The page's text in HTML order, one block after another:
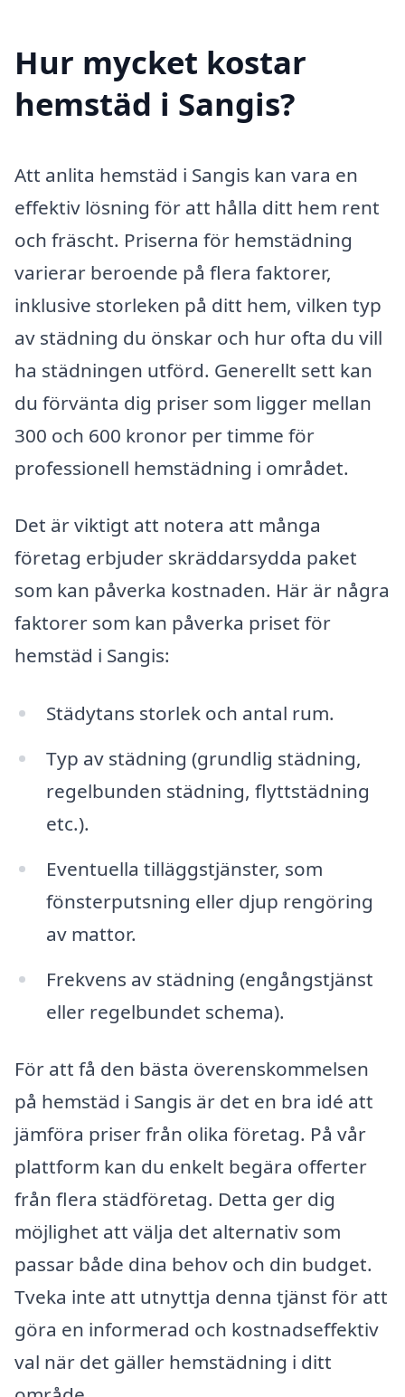
Hur mycket kostar
hemstäd i Sangis?
Att anlita hemstäd i Sangis kan vara en
effektiv lösning för att hålla ditt hem rent
och fräscht. Priserna för hemstädning
varierar beroende på flera faktorer,
inklusive storleken på ditt hem, vilken typ
av städning du önskar och hur ofta du vill
ha städningen utförd. Generellt sett kan
du förvänta dig priser som ligger mellan
300 och 600 kronor per timme för
professionell hemstädning i området.
Det är viktigt att notera att många
företag erbjuder skräddarsydda paket
som kan påverka kostnaden. Här är några
faktorer som kan påverka priset för
hemstäd i Sangis:
Städytans storlek och antal rum.
Typ av städning (grundlig städning,
regelbunden städning, flyttstädning
etc.).
Eventuella tilläggstjänster, som
fönsterputsning eller djup rengöring
av mattor.
Frekvens av städning (engångstjänst
eller regelbundet schema).
För att få den bästa överenskommelsen
på hemstäd i Sangis är det en bra idé att
jämföra priser från olika företag. På vår
plattform kan du enkelt begära offerter
från flera städföretag. Detta ger dig
möjlighet att välja det alternativ som
passar både dina behov och din budget.
Tveka inte att utnyttja denna tjänst för att
göra en informerad och kostnadseffektiv
val när det gäller hemstädning i ditt